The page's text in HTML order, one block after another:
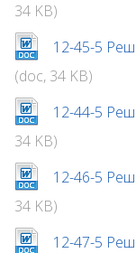
34 KB)
12-45-5
(doc, 34 KB)
12-44-5
34 KB)
12-46-5
34 KB)
12-47-5